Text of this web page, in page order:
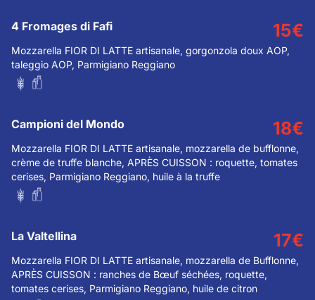
4 Fromages di Fafi 15€
Mozzarella FIOR DI LATTE artisanale, gorgonzola doux AOP,
taleggio AOP, Parmigiano Reggiano
Campioni del Mondo 18€
Mozzarella FIOR DI LATTE artisanale, mozzarella de bufflonne,
crème de truffe blanche, APRÈS CUISSON : roquette, tomates
cerises, Parmigiano Reggiano, huile à la truffe
La Valtellina 17€
Mozzarella FIOR DI LATTE artisanale, mozzarella de Bufflonne,
APRÈS CUISSON : ranches de Bœuf séchées, roquette,
tomates cerises, Parmigiano Reggiano, huile de citron